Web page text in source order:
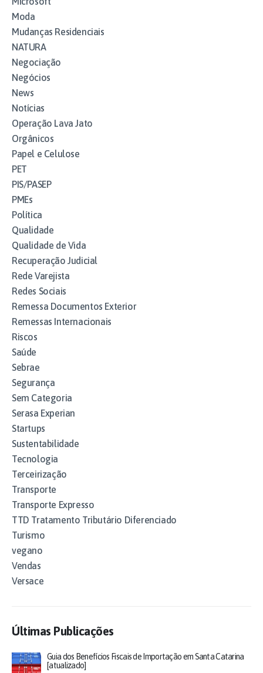
Moda
Mudanças Residenciais
NATURA
Negociação
Negócios
News
Notícias
Operação Lava Jato
Orgânicos
Papel e Celulose
PET
PIS/PASEP
PMEs
Política
Qualidade
Qualidade de Vida
Recuperação Judicial
Rede Varejista
Redes Sociais
Remessa Documentos Exterior
Remessas Internacionais
Riscos
Saúde
Sebrae
Segurança
Sem Categoria
Serasa Experian
Startups
Sustentabilidade
Tecnologia
Terceirização
Transporte
Transporte Expresso
TTD Tratamento Tributário Diferenciado
Turismo
vegano
Vendas
Versace
Últimas Publicações
Guia dos Benefícios Fiscais de Importação em Santa Catarina
[atualizado]